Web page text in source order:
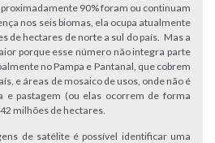
90% foram ou continuam
nos seis biomas, ela ocupa atualmente
de hectares de norte a sul do país. Mas a
porque esse número não integra parte
no Pampa e Pantanal, que cobrem
e áreas de mosaico de usos, onde não é
e pastagem (ou elas ocorrem de forma
milhões de hectares.
de satélite é possível identificar uma